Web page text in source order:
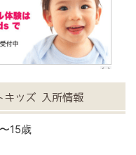
キッズ 入所情報
15歳